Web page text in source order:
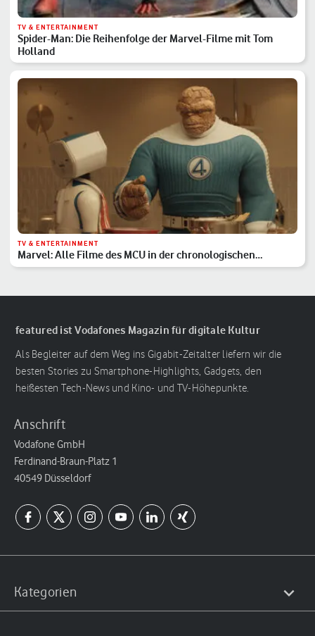
TV & ENTERTAINMENT
Spider-Man: Die Reihenfolge der Marvel-Filme mit Tom
Holland
TV & ENTERTAINMENT
Marvel: Alle Filme des MCU in der chronologischen
Reihenfolge
featured ist Vodafones Magazin für digitale Kultur
Als Begleiter auf dem Weg ins Gigabit-Zeitalter liefern wir die
besten Stories zu Smartphone-Highlights, Gadgets, den
heißesten Tech-News und Kino- und TV-Höhepunkte.
Anschrift
Vodafone GmbH
Ferdinand-Braun-Platz 1
40549 Düsseldorf
Kategorien